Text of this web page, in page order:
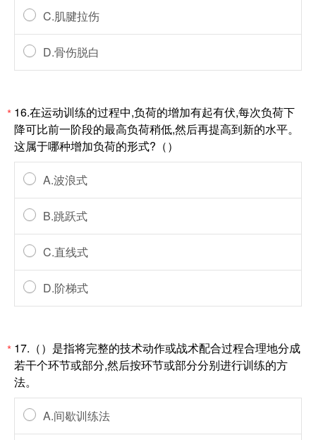
C.肌腱拉伤
D.骨伤脱白
* 16.在运动训练的过程中,负荷的增加有起有伏,每次负荷下
降可比前一阶段的最高负荷稍低,然后再提高到新的水平。
这属于哪种增加负荷的形式?（）
A.波浪式
B.跳跃式
C.直线式
D.阶梯式
* 17.（）是指将完整的技术动作或战术配合过程合理地分成
若干个环节或部分,然后按环节或部分分别进行训练的方
法。
A.间歇训练法